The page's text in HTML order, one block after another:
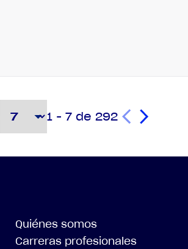
1 - 7 de 292
Quiénes somos
Carreras profesionales